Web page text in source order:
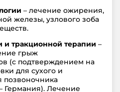
– лечение ожирения,
железы, узлового зоба
и тракционной терапии –
грыж
(с подтверждением на
для сухого и
позвоночника
Германия). Лечение